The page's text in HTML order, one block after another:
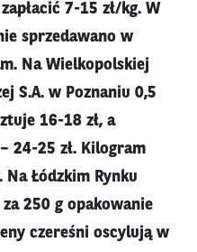
7-15 zł/kg. W
sprzedawano w
Na Wielkopolskiej
S.A. w Poznaniu 0,5
16-18 zł, a
24-25 zł. Kilogram
Na Łódzkim Rynku
250 g opakowanie
czereśni oscylują w